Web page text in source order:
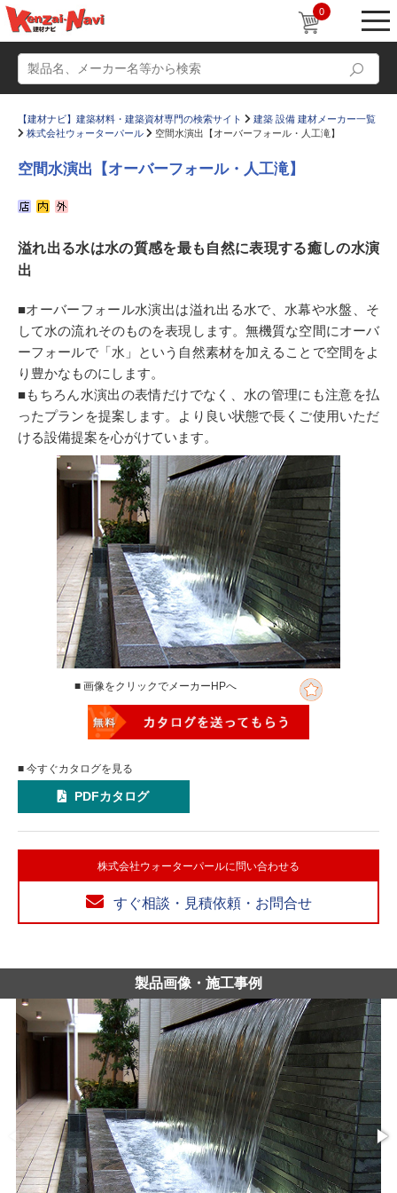
0
かたなび コラム
Q＆A 販売・施工代理店募集
お気に入り
【建材ナビ】建築材料・建築資材専門の検索サイト
建築 設備 建材メーカー一覧
株式会社ウォーターパール
空間水演出【オーバーフォール・人工滝】
空間水演出【オーバーフォール・人工滝】
溢れ出る水は水の質感を最も自然に表現する癒しの水演
出
■オーバーフォール水演出は溢れ出る水で、水幕や水盤、そ
して水の流れそのものを表現します。無機質な空間にオーバ
ーフォールで「水」という自然素材を加えることで空間をよ
り豊かなものにします。
■もちろん水演出の表情だけでなく、水の管理にも注意を払
ったプランを提案します。より良い状態で長くご使用いただ
ける設備提案を心がけています。
■ 画像をクリックでメーカーHPへ
■ 今すぐカタログを見る
PDFカタログ
株式会社ウォーターパールに問い合わせる
すぐ相談・見積依頼・お問合せ
製品画像・施工事例